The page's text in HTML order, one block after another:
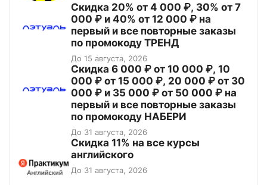
Скидка 20% от 4 000 ₽, 30% от 7
000 ₽ и 40% от 12 000 ₽ на
первый и все повторные заказы
по промокоду ТРЕНД
До 15 августа, 2026
Скидка 6 000 ₽ от 10 000 ₽, 10
000 ₽ от 15 000 ₽, 20 000 ₽ от 30
000 ₽ и 35 000 ₽ от 50 000 ₽ на
первый и все повторные заказы
по промокоду НАБЕРИ
До 31 августа, 2026
Скидка 11% на все курсы
английского
До 31 августа, 2026